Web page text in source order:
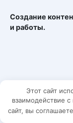
Создание
и работы.
Этот сайт
взаимодействие
сайт, вы